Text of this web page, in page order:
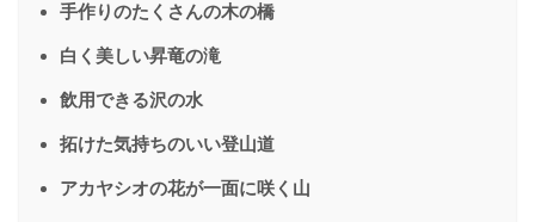
手作りのたくさんの木の橋
白く美しい昇竜の滝
飲用できる沢の水
拓けた気持ちのいい登山道
アカヤシオの花が一面に咲く山